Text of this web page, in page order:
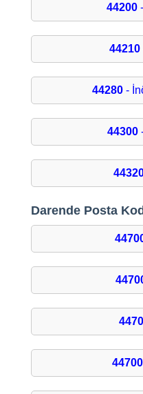
44200
44210
44280 -
44300
Darende Posta
44700